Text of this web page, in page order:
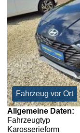
Fahrzeug vor Ort
Allgemeine Daten:
Fahrzeugtyp
Karosserieform